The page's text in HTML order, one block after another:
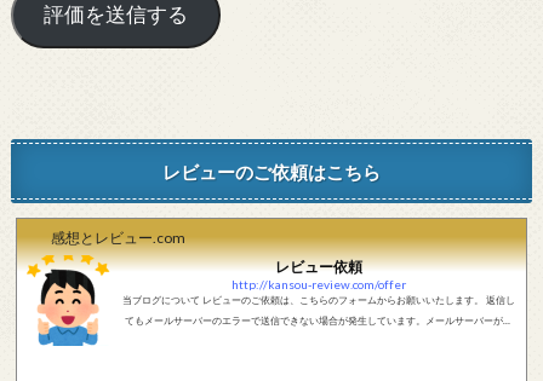
レビューのご依頼はこちら
感想とレビュー.com
レビュー依頼
http://kansou-review.com/offer
当ブログについて レビューのご依頼は、こちらのフォームからお願いいたします。 返信し
てもメールサーバーのエラーで送信できない場合が発生しています。メールサーバーが正